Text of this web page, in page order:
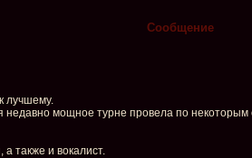
Сообщение
лучшему.
недавно мощное турне провела по
также и вокалист.